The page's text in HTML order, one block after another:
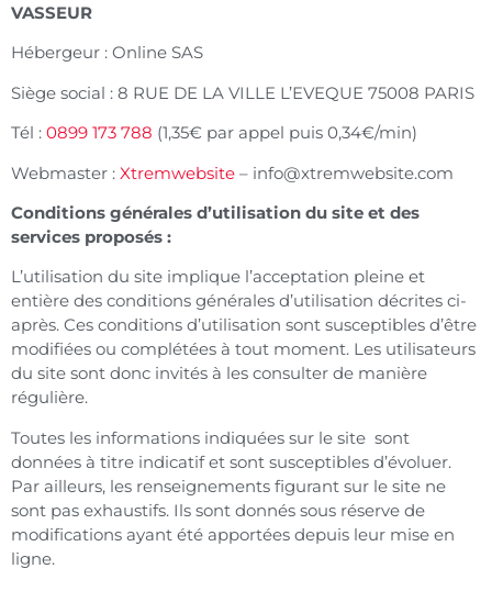
VASSEUR
Hébergeur : Online SAS
Siège social : 8 RUE DE LA VILLE L’EVEQUE 75008 PARIS
Tél : 0899 173 788 (1,35€ par appel puis 0,34€/min)
Webmaster : Xtremwebsite – info@xtremwebsite.com
Conditions générales d’utilisation du site et des
services proposés :
L’utilisation du site implique l’acceptation pleine et
entière des conditions générales d’utilisation décrites ci-
après. Ces conditions d’utilisation sont susceptibles d’être
modifiées ou complétées à tout moment. Les utilisateurs
du site sont donc invités à les consulter de manière
régulière.
Toutes les informations indiquées sur le site sont
données à titre indicatif et sont susceptibles d’évoluer.
Par ailleurs, les renseignements figurant sur le site ne
sont pas exhaustifs. Ils sont donnés sous réserve de
modifications ayant été apportées depuis leur mise en
ligne.